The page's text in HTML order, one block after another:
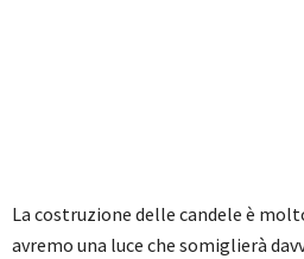
La costruzione delle candele è
avremo una luce che somiglierà